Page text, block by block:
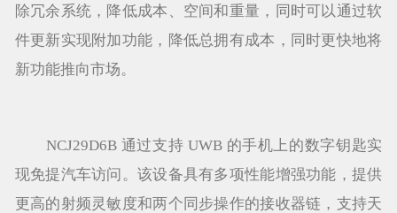
除冗余系统，降低成本、空间和重量，同时可以通过软
件更新实现附加功能，降低总拥有成本，同时更快地将
新功能推向市场。
NCJ29D6B 通过支持 UWB 的手机上的数字钥匙实
现免提汽车访问。该设备具有多项性能增强功能，提供
更高的射频灵敏度和两个同步操作的接收器链，支持天